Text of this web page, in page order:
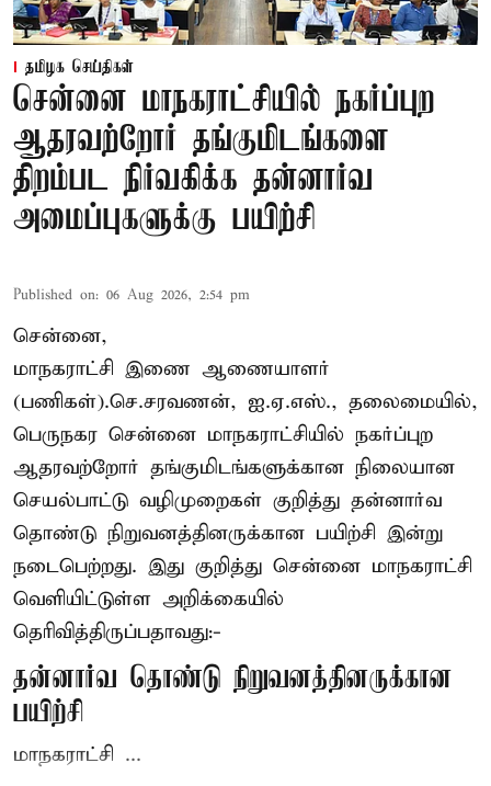
தமிழக செய்திகள்
சென்னை மாநகராட்சியில் நகர்ப்புற
ஆதரவற்றோர் தங்குமிடங்களை
திறம்பட நிர்வகிக்க தன்னார்வ
அமைப்புகளுக்கு பயிற்சி
Published on: 06 Aug 2026, 2:54 pm
சென்னை,
மாநகராட்சி இணை ஆணையாளர்
(பணிகள்).செ.சரவணன், ஐ.ஏ.எஸ்., தலைமையில்,
பெருநகர சென்னை மாநகராட்சியில் நகர்ப்புற
ஆதரவற்றோர் தங்குமிடங்களுக்கான நிலையான
செயல்பாட்டு வழிமுறைகள் குறித்து தன்னார்வ
தொண்டு நிறுவனத்தினருக்கான பயிற்சி இன்று
நடைபெற்றது. இது குறித்து சென்னை மாநகராட்சி
வெளியிட்டுள்ள அறிக்கையில்
தெரிவித்திருப்பதாவது:-
தன்னார்வ தொண்டு நிறுவனத்தினருக்கான
பயிற்சி
மாநகராட்சி ...